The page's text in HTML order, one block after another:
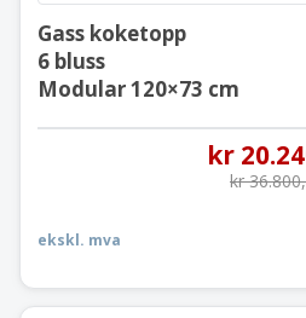
Gass koketopp
6 bluss
Modular 120×73 cm
kr
kr36.800
ekskl. mva